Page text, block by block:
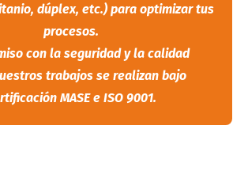
dúplex, etc.) para optimizar tus
procesos.
con la seguridad y la calidad
trabajos se realizan bajo
MASE e ISO 9001.